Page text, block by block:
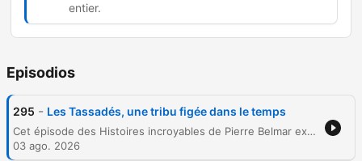
entier.
Episodios
295 - Les Tassadés, une tribu figée dans le temps
Cet épisode des Histoires incroyables de Pierre Belmar explore l'un des mystères les plus fascinants de l'anthropologie moderne : l'affaire des Tasaday aux Philippines. En 1972, une expédition de journalistes et de fonctionnaires prétend découvrir une tribu vivant à l'âge de pierre au cœur de la jungle de Mindanao, ignorant toute technologie depuis dix mille ans. Le récit retrace l'ascension médiatique fulgurante de ce groupe, surnommé les paléo-hippies, jusqu'à la remise en question brutale de leur existence. Entre enjeux politiques sous la loi martiale et découvertes fortuites des années 1980, l'épisode interroge la frontière entre découverte scientifique et mystification planétaire orchestrée à des fins lucratives.
03 ago. 2026